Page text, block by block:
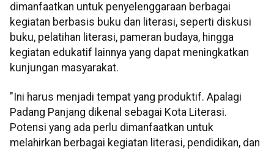
dimanfaatkan untuk penyelenggaraan berbagai
kegiatan berbasis buku dan literasi, seperti diskusi
buku, pelatihan literasi, pameran budaya, hingga
kegiatan edukatif lainnya yang dapat meningkatkan
kunjungan masyarakat.
"Ini harus menjadi tempat yang produktif. Apalagi
Padang Panjang dikenal sebagai Kota Literasi.
Potensi yang ada perlu dimanfaatkan untuk
melahirkan berbagai kegiatan literasi, pendidikan, dan